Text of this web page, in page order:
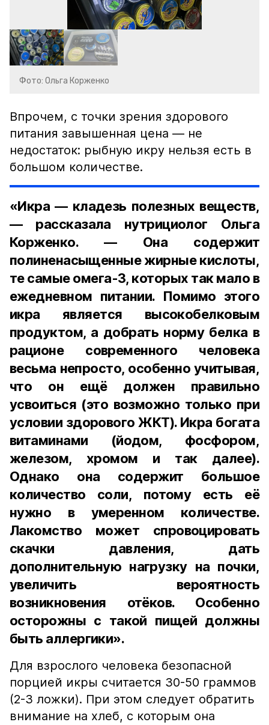
Фото: Ольга Корженко
Впрочем, с точки зрения здорового
питания завышенная цена — не
недостаток: рыбную икру нельзя есть в
большом количестве.
«Икра — кладезь полезных веществ,
— рассказала нутрициолог Ольга
Корженко. — Она содержит
полиненасыщенные жирные кислоты,
те самые омега-3, которых так мало в
ежедневном питании. Помимо этого
икра является высокобелковым
продуктом, а добрать норму белка в
рационе современного человека
весьма непросто, особенно учитывая,
что он ещё должен правильно
усвоиться (это возможно только при
условии здорового ЖКТ). Икра богата
витаминами (йодом, фосфором,
железом, хромом и так далее).
Однако она содержит большое
количество соли, потому есть её
нужно в умеренном количестве.
Лакомство может спровоцировать
скачки давления, дать
дополнительную нагрузку на почки,
увеличить вероятность
возникновения отёков. Особенно
осторожны с такой пищей должны
быть аллергики».
Для взрослого человека безопасной
порцией икры считается 30-50 граммов
(2-3 ложки). При этом следует обратить
внимание на хлеб, с которым она